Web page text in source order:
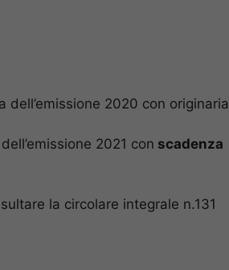
dell’emissione 2020 con originaria
2021 con scadenza
la circolare integrale n.131